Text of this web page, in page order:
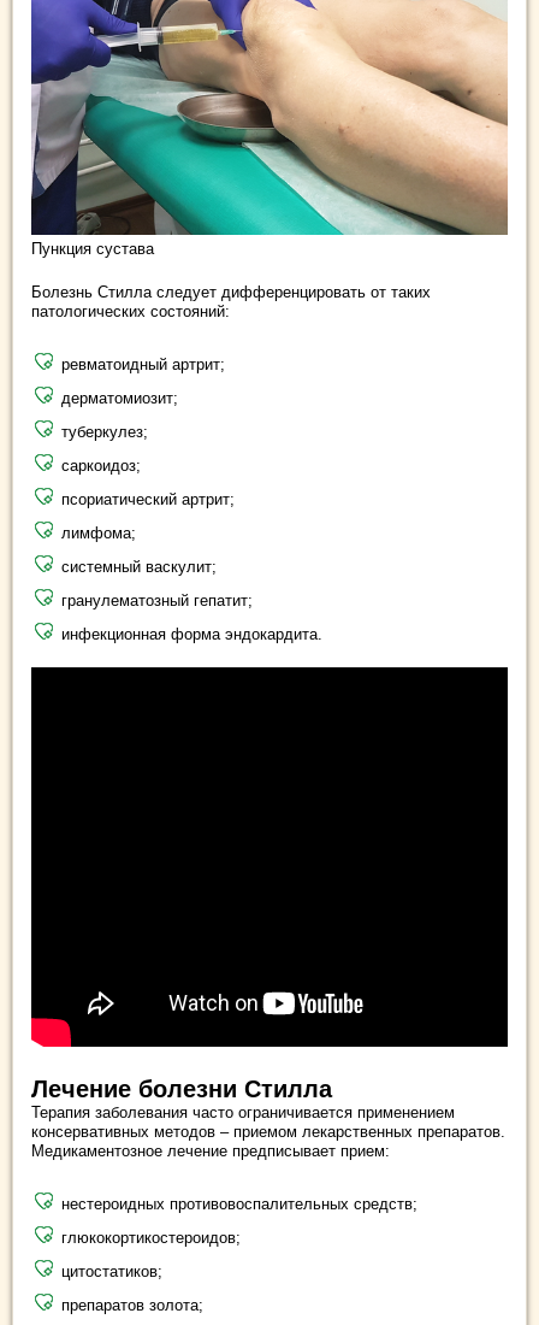
Пункция сустава
Болезнь Стилла следует дифференцировать от таких
патологических состояний:
ревматоидный артрит;
дерматомиозит;
туберкулез;
саркоидоз;
псориатический артрит;
лимфома;
системный васкулит;
гранулематозный гепатит;
инфекционная форма эндокардита.
Лечение болезни Стилла
Терапия заболевания часто ограничивается применением
консервативных методов – приемом лекарственных препаратов.
Медикаментозное лечение предписывает прием:
нестероидных противовоспалительных средств;
глюкокортикостероидов;
цитостатиков;
препаратов золота;